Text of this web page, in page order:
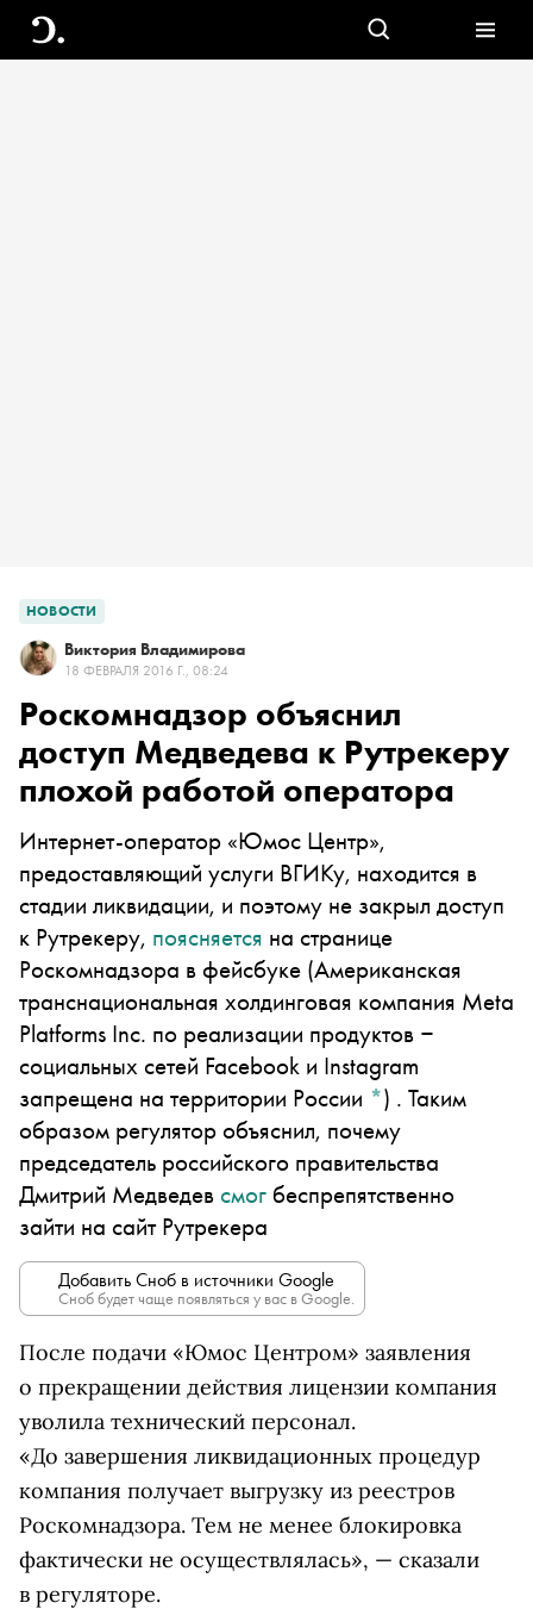
НОВОСТИ
Виктория Владимирова
18 ФЕВРАЛЯ 2016 Г., 08:24
Роскомнадзор объяснил
доступ Медведева к Рутрекеру
плохой работой оператора
Интернет-оператор «Юмос Центр»,
предоставляющий услуги ВГИКу, находится в
стадии ликвидации, и поэтому не закрыл доступ
к Рутрекеру, поясняется на странице
Роскомнадзора вфейсбуке (Американская
транснациональная холдинговая компания Meta
Platforms Inc. по реализации продуктов ‒
социальных сетей Facebook и Instagram
запрещена на территории России *) . Таким
образом регулятор объяснил, почему
председатель российского правительства
Дмитрий Медведевсмогбеспрепятственно
зайти на сайт Рутрекера
Добавить Сноб в источники Google
Сноб будет чаще появляться у вас в Google.
После подачи «Юмос Центром» заявления
о прекращении действия лицензии компания
уволила технический персонал.
«До завершения ликвидационных процедур
компания получает выгрузку из реестров
Роскомнадзора. Тем не менее блокировка
фактически не осуществлялась», — сказали
в регуляторе.